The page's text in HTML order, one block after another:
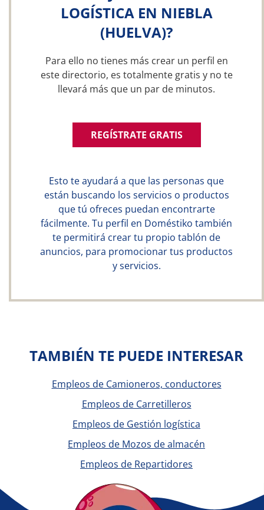
LOGÍSTICA EN NIEBLA
(HUELVA)?
Para ello no tienes más crear un perfil en
este directorio, es totalmente gratis y no te
llevará más que un par de minutos.
REGÍSTRATE GRATIS
Esto te ayudará a que las personas que
están buscando los servicios o productos
que tú ofreces puedan encontrarte
fácilmente. Tu perfil en Doméstiko también
te permitirá crear tu propio tablón de
anuncios, para promocionar tus productos
y servicios.
TAMBIÉN TE PUEDE INTERESAR
Empleos de Camioneros, conductores
Empleos de Carretilleros
Empleos de Gestión logística
Empleos de Mozos de almacén
Empleos de Repartidores